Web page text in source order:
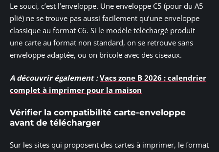
Le souci, c’est l’enveloppe. Une enveloppe C5 (pour du A5
plié) ne se trouve pas aussi facilement qu’une enveloppe
classique au format C6. Si le modèle téléchargé produit
une carte au format non standard, on se retrouve sans
enveloppe adaptée, ou on bricole avec des ciseaux.
A découvrir également : Vacs zone B 2026 : calendrier
complet à imprimer pour la maison
Vérifier la compatibilité carte-enveloppe
avant de télécharger
Sur les sites qui proposent des cartes à imprimer, le format